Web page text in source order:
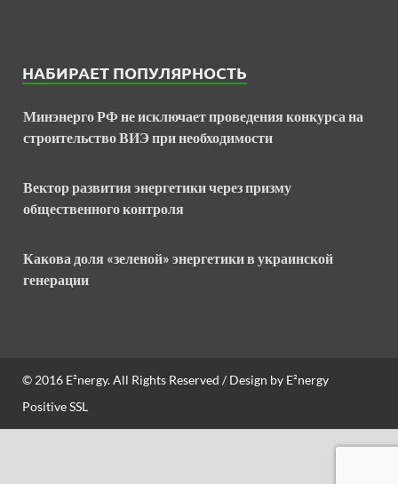
НАБИРАЕТ ПОПУЛЯРНОСТЬ
Минэнерго РФ не исключает проведения конкурса на
строительство ВИЭ при необходимости
Вектор развития энергетики через призму
общественного контроля
Какова доля «зеленой» энергетики в украинской
генерации
© 2016 E²nergy. All Rights Reserved / Design by E²nergy
Positive SSL